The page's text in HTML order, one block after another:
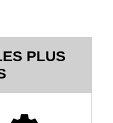
PLUS